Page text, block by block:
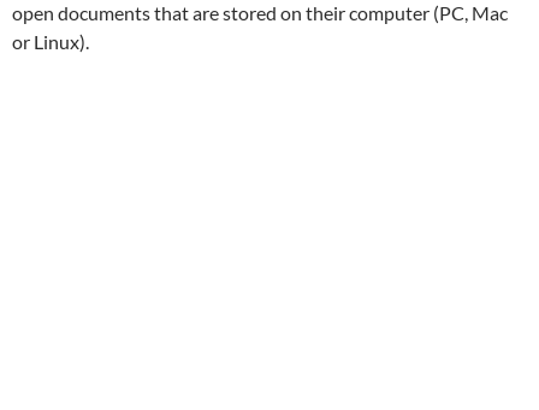
open documents that are stored on their computer (PC, Mac
or Linux).